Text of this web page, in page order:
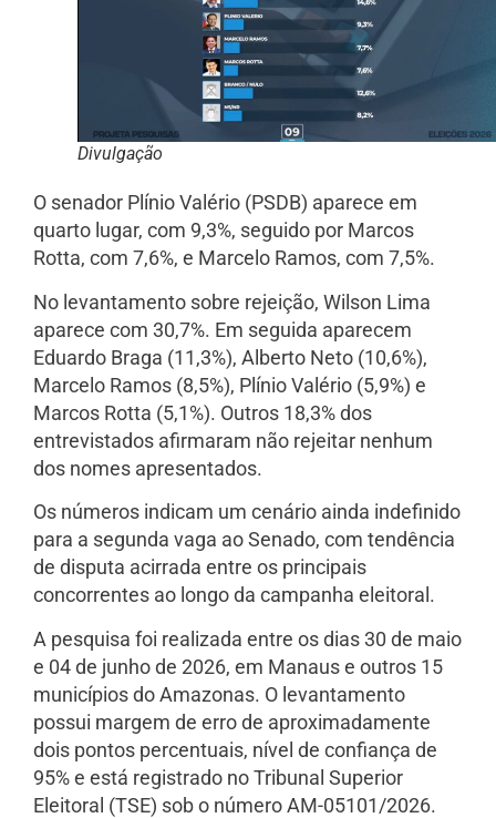
Divulgação
O senador Plínio Valério (PSDB) aparece em
quarto lugar, com 9,3%, seguido por Marcos
Rotta, com 7,6%, e Marcelo Ramos, com 7,5%.
No levantamento sobre rejeição, Wilson Lima
aparece com 30,7%. Em seguida aparecem
Eduardo Braga (11,3%), Alberto Neto (10,6%),
Marcelo Ramos (8,5%), Plínio Valério (5,9%) e
Marcos Rotta (5,1%). Outros 18,3% dos
entrevistados afirmaram não rejeitar nenhum
dos nomes apresentados.
Os números indicam um cenário ainda indefinido
para a segunda vaga ao Senado, com tendência
de disputa acirrada entre os principais
concorrentes ao longo da campanha eleitoral.
A pesquisa foi realizada entre os dias 30 de maio
e 04 de junho de 2026, em Manaus e outros 15
municípios do Amazonas. O levantamento
possui margem de erro de aproximadamente
dois pontos percentuais, nível de confiança de
95% e está registrado no Tribunal Superior
Eleitoral (TSE) sob o número AM-05101/2026.